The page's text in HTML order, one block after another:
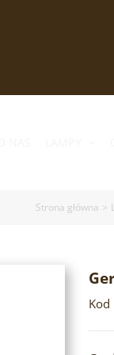
Strona główna